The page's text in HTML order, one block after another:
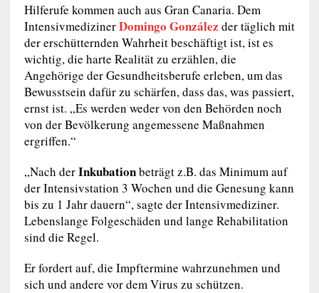
Hilferufe kommen auch aus Gran Canaria. Dem
IntensivmedizinerDomingo González der täglich mit
der erschütternden Wahrheit beschäftigt ist, ist es
wichtig, die harte Realität zu erzählen, die
Angehörige der Gesundheitsberufe erleben, um das
Bewusstsein dafür zu schärfen, dass das, was passiert,
ernst ist. „Es werden weder von den Behörden noch
von der Bevölkerung angemessene Maßnahmen
ergriffen.“
„Nach derInkubationbeträgt z.B. das Minimum auf
der Intensivstation 3 Wochen und die Genesung kann
bis zu 1 Jahr dauern“, sagte der Intensivmediziner.
Lebenslange Folgeschäden und lange Rehabilitation
sind die Regel.
Er fordert auf, die Impftermine wahrzunehmen und
sich und andere vor dem Virus zu schützen.